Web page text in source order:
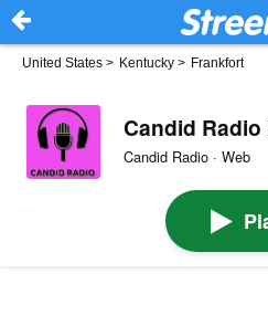
United States > Kentucky > Frankfort
Candid
Candid Radio · Web